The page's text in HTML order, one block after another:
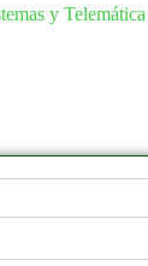
y Telemática